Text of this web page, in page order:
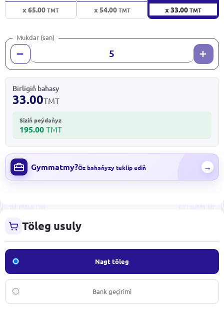
x 65.00TMT x 54.00TMT x 33.00TMT
Mukdar (san)
Birligiň bahasy
33.00TMT
Siziň peýdaňyz
195.00 TMT
Gymmatmy?Öz bahaňyzy teklip ediň →
Töleg usuly
Nagt töleg
Bank geçirimi